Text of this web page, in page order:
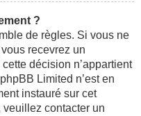
?
de règles. Si vous ne
recevrez un
décision n’appartient
Limited n’est en
instauré sur cet
veuillez contacter un